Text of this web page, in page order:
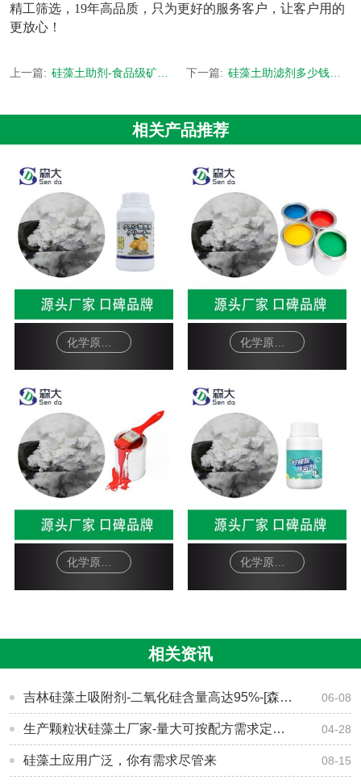
精工筛选，19年高品质，只为更好的服务客户，让客户用的
更放心！
上一篇: 硅藻土助剂-食品级矿源来自吉林长白山-[森大硅藻土] 下一篇: 硅藻土助滤剂多少钱一吨-量大可按配方需求定制生产-[森大硅藻土]
相关产品推荐
化学原料硅藻土助滤剂-柠檬酸除垢剂 化学原料硅藻土助滤剂-油漆
化学原料硅藻土助滤剂-油漆 化学原料硅藻土助滤剂-柠檬酸除垢剂
相关资讯
吉林硅藻土吸附剂-二氧化硅含量高达95%-[森大硅藻土] 06-08
生产颗粒状硅藻土厂家-量大可按配方需求定制生产-[森大硅藻土] 04-28
硅藻土应用广泛，你有需求尽管来 08-15